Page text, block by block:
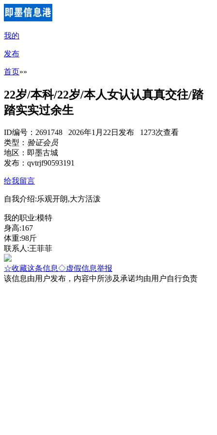
我的
发布
首页»»
22岁/本科/22岁/本人女认认真真交往/踏
踏实实过余生
ID编号：2691748 2026年1月22日发布 1273次查看
类型： 验证会员
地区：即墨古城
发布：qvtrjf90593191
给我留言
自我介绍:乐观开朗,大方活泼
我的职业:模特
身高:167
体重:98斤
联系人:王菲菲
☆收藏这条信息◇虚假信息举报
该信息由用户发布，内容中所涉及承诺均由用户自行负责